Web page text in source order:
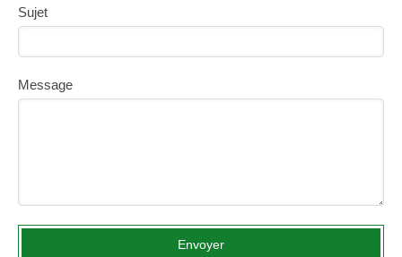
Sujet
Message
Envoyer